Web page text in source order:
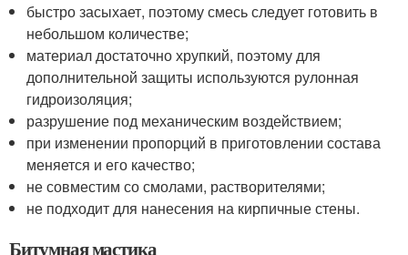
быстро засыхает, поэтому смесь следует готовить в
небольшом количестве;
материал достаточно хрупкий, поэтому для
дополнительной защиты используются рулонная
гидроизоляция;
разрушение под механическим воздействием;
при изменении пропорций в приготовлении состава
меняется и его качество;
не совместим со смолами, растворителями;
не подходит для нанесения на кирпичные стены.
Битумная мастика